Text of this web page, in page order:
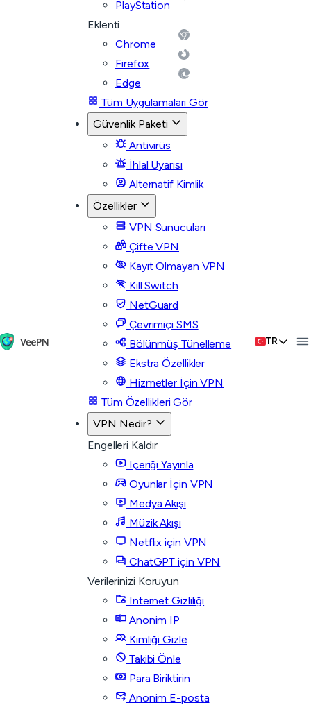
PlayStation
Eklenti
Chrome
Firefox
Edge
Tüm Uygulamaları Gör
Güvenlik Paketi
Antivirüs
İhlal Uyarısı
Alternatif Kimlik
Özellikler
VPN Sunucuları
Çifte VPN
Kayıt Olmayan VPN
Kill Switch
NetGuard
Çevrimiçi SMS
Bölünmüş Tünelleme
Ekstra Özellikler
Hizmetler İçin VPN
Tüm Özellikleri Gör
VPN Nedir?
Engelleri Kaldır
İçeriği Yayınla
Oyunlar İçin VPN
Medya Akışı
Müzik Akışı
Netflix için VPN
ChatGPT için VPN
Verilerinizi Koruyun
İnternet Gizliliği
Anonim IP
Kimliği Gizle
Takibi Önle
Para Biriktirin
Anonim E-posta
TR